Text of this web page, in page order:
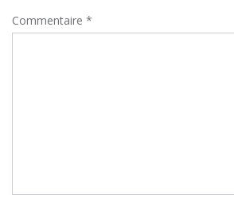
Commentaire *